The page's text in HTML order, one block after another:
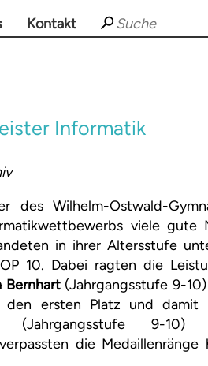
Kontakt
Informatik
des Wilhelm-Ostwald-
viele gute
in ihrer Altersstufe
10. Dabei ragten die
Bernhart(Jahrgangsstufe 9-
ersten Platz und damit
(Jahrgangsstufe 9-
die Medaillenränge